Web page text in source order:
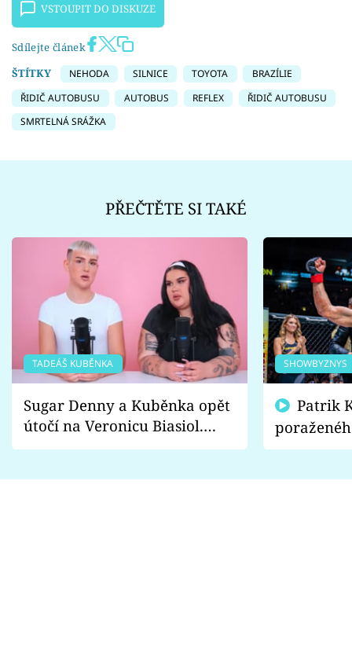
VSTOUPIT DO DISKUZE
Sdílejte článek
ŠTÍTKY
NEHODA SILNICE TOYOTA
BRAZÍLIE
ŘIDIČ AUTOBUSU
AUTOBUS REFLEX
ŘIDIČ AUTOBUSU
SMRTELNÁ SRÁŽKA
PŘEČTĚTE SI TAKÉ
TADEÁŠ KUBĚNKA
Sugar Denny a Kuběnka opět
útočí na Veronicu Biasiol.
Proč je podle nich falešná a
SHOWBYZNYS
fanoušci